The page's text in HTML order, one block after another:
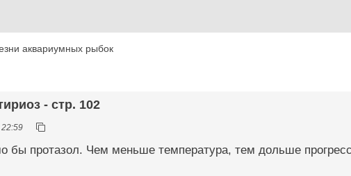
аквариумных рыбок
- стр. 102
бы протазол. Чем меньше температура, тем дольше